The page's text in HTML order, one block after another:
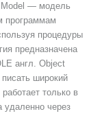
Model — модель
программам
процедуры
предназначена
англ. Object
широкий
только в
удаленно через